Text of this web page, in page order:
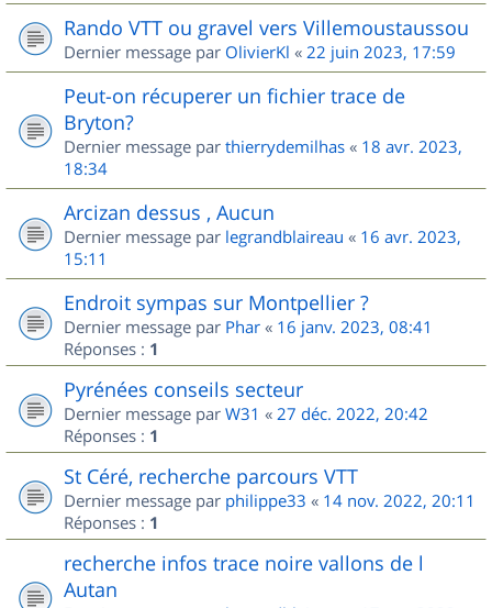
Rando VTT ou gravel vers Villemoustaussou
Dernier message par OlivierKl « 22 juin 2023, 17:59
Peut-on récuperer un fichier trace de
Bryton?
Dernier message par thierrydemilhas « 18 avr. 2023,
18:34
Arcizan dessus , Aucun
Dernier message par legrandblaireau « 16 avr. 2023,
15:11
Endroit sympas sur Montpellier ?
Dernier message par Phar « 16 janv. 2023, 08:41
Réponses : 1
Pyrénées conseils secteur
Dernier message par W31 « 27 déc. 2022, 20:42
Réponses : 1
St Céré, recherche parcours VTT
Dernier message par philippe33 « 14 nov. 2022, 20:11
Réponses : 1
recherche infos trace noire vallons de l
Autan